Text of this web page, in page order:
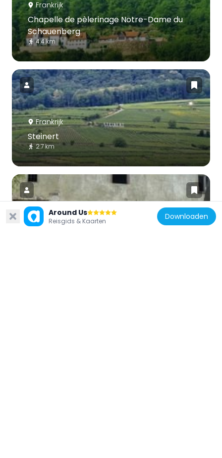
Frankrijk
Chapelle de pèlerinage Notre-Dame du
Schauenberg
4.4 km
Frankrijk
Steinert
2.7 km
Frankrijk
Around Us
Reisgids & Kaarten Downloaden